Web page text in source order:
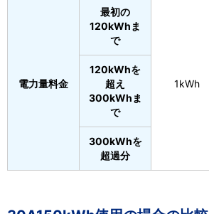
電力量料金
最初の
120kWhま
で
1kWh
120kWhを
超え
300kWhま
で
300kWhを
超過分